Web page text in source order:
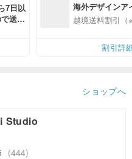
7日以
送料
海外デザインア
入
越境送料割引（
割引詳
ショップへ
Studio
(444)